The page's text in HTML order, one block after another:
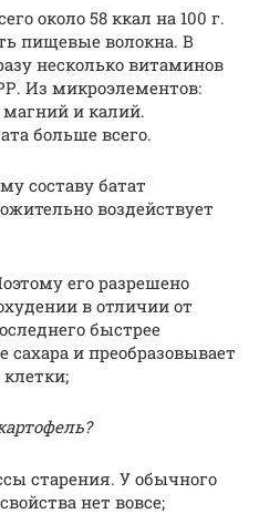
около 58 ккал на 100 г.
пищевые волокна. В
несколько витаминов
Из микроэлементов:
магний и калий.
больше всего.
составу батат
воздействует
его разрешено
в отличии от
быстрее
и преобразовывает
старения. У обычного
нет вовсе;